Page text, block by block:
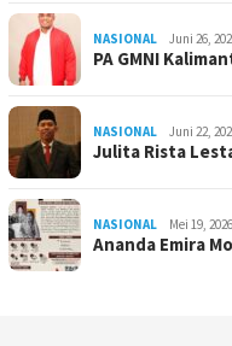
NASIONAL Juni 26,
PA GMNI
NASIONAL Juni 22,
Julita Rista
NASIONAL Mei 19, 2026
Ananda Emira